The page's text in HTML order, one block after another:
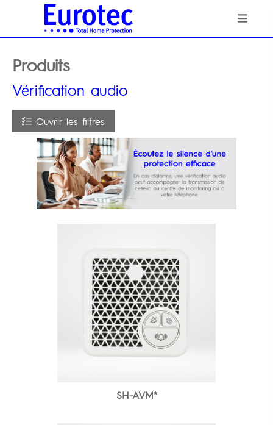
Produits
Vérification audio
Ouvrir les filtres
SH-AVM*